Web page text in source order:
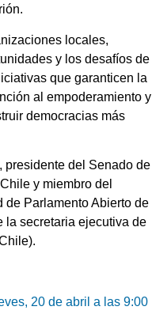
locales,
y los desafíos de
que garanticen la
al empoderamiento y
democracias más
, presidente del Senado de
y miembro del
de Parlamento Abierto de
la secretaria ejecutiva de
20 de abril a las 9:00